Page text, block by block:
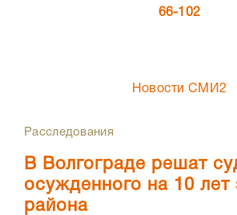
66-102
Новости СМИ2
Расследования
В Волгограде решат
осужденного на 10 лет
района